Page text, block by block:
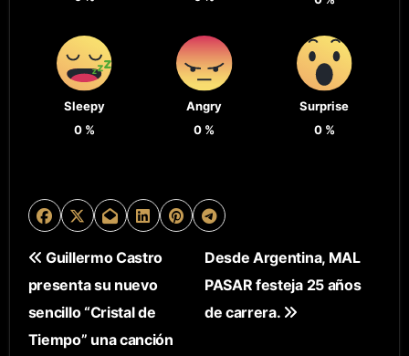
Sleepy
0%
Angry
0 %
Surprise
0%
N
A
V
Guillermo Castro
presenta su nuevo
sencillo “Cristal de
Tiempo” una canción
Desde Argentina, MAL
PASAR festeja 25 años
de carrera.